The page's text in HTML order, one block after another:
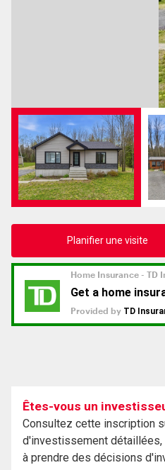
Planifier une visite
Êtes-vous un
Consultez cette inscription
d'investissement détaillées,
à prendre des décisions